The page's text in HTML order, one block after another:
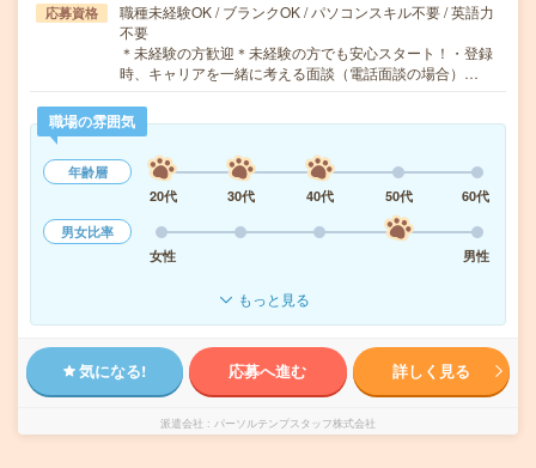
応募資格
職種未経験OK / ブランクOK / パソコンスキル不要 / 英語力
不要
＊未経験の方歓迎＊未経験の方でも安心スタート！・登録
時、キャリアを一緒に考える面談（電話面談の場合）…
職場の雰囲気
年齢層
20代
30代 40代 50代
60代
男女比率
女性
男性
もっと見る
気になる! 応募へ進む 詳しく見る
派遣会社 パーソルテンプスタッフ株式会社